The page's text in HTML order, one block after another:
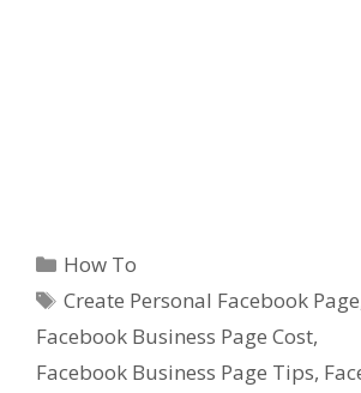
Categories
How To
Tags
Create Personal Facebook Page
Facebook Business Page Cost,
Facebook Business Page Tips,